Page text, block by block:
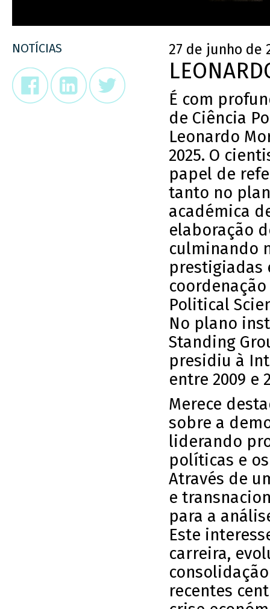
NOTÍCIAS 27 de junho de
É com
de Ciência
Leonardo
2025. O
papel de
tanto no
académica
elaboração
culminando
prestigiadas
Political
No plano
Standing
presidiu à
entre 2009 e
Merece
sobre a
liderando
políticas e
Através de
e
para a
Este
carreira,
recentes